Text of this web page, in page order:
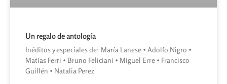
Un regalo de antología
Inéditos y especiales de: María Lanese • Adolfo Nigro •
Matías Ferri • Bruno Feliciani • Miguel Erre • Francisco
Guillén • Natalia Perez